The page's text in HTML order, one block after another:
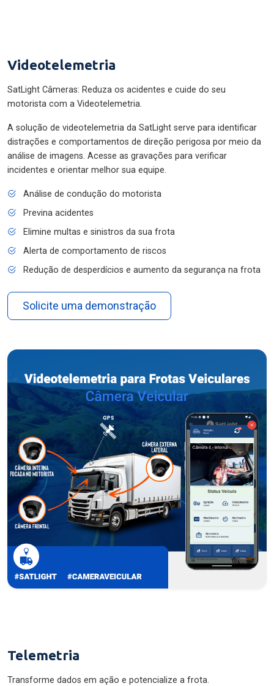
Videotelemetria
SatLight Câmeras: Reduza os acidentes e cuide do seu
motorista com a Videotelemetria.
A solução de videotelemetria da SatLight serve para identificar
distrações e comportamentos de direção perigosa por meio da
análise de imagens. Acesse as gravações para verificar
incidentes e orientar melhor sua equipe.
Análise de condução do motorista
Previna acidentes
Elimine multas e sinistros da sua frota
Alerta de comportamento de riscos
Redução de desperdícios e aumento da segurança na frota
Solicite uma demonstração
Telemetria
Transforme dados em ação e potencialize a frota.